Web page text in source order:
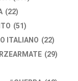
(22)
(51)
ITALIANO (22)
(29)